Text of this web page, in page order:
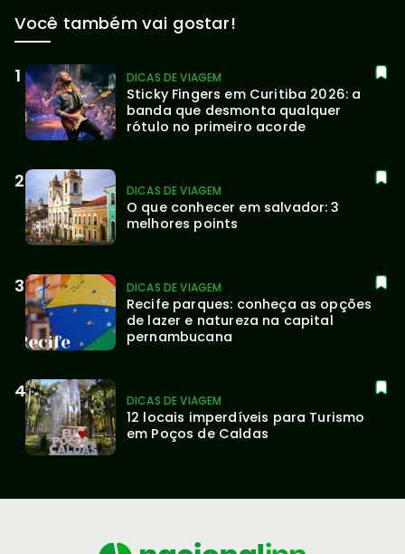
Você também vai gostar!
DICAS DE VIAGEM
Sticky Fingers em Curitiba 2026: a
banda que desmonta qualquer
rótulo no primeiro acorde
DICAS DE VIAGEM
O que conhecer em salvador: 3
melhores points
DICAS DE VIAGEM
Recife parques: conheça as opções
de lazer e natureza na capital
pernambucana
DICAS DE VIAGEM
12 locais imperdíveis para Turismo
em Poços de Caldas